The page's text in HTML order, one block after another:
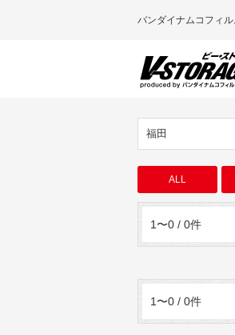
バンダイナムコフィ
福田
ALL
1〜0 / 0件
1〜0 / 0件